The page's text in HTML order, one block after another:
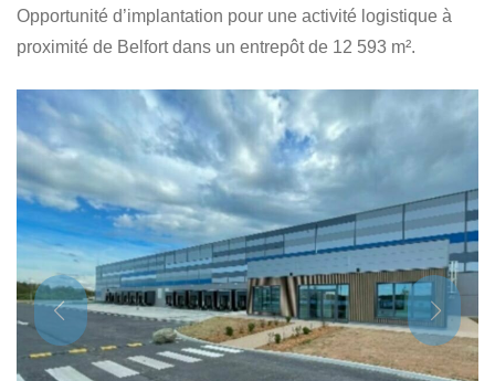
Opportunité d’implantation pour une activité logistique à
proximité de Belfort dans un entrepôt de 12 593 m².